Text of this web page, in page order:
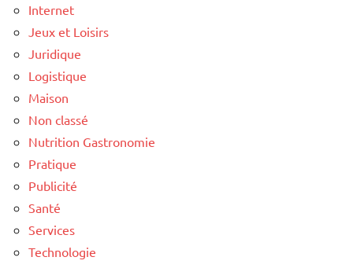
Internet
Jeux et Loisirs
Juridique
Logistique
Maison
Non classé
Nutrition Gastronomie
Pratique
Publicité
Santé
Services
Technologie